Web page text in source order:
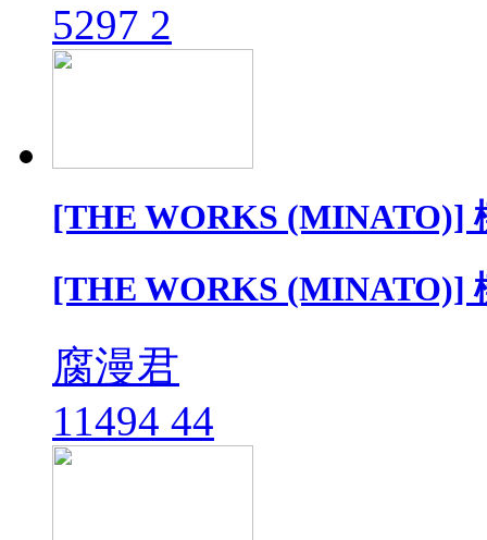
5297 2
[THE WORKS (MINATO)]
[THE WORKS (MINATO)]
腐漫君
11494 44